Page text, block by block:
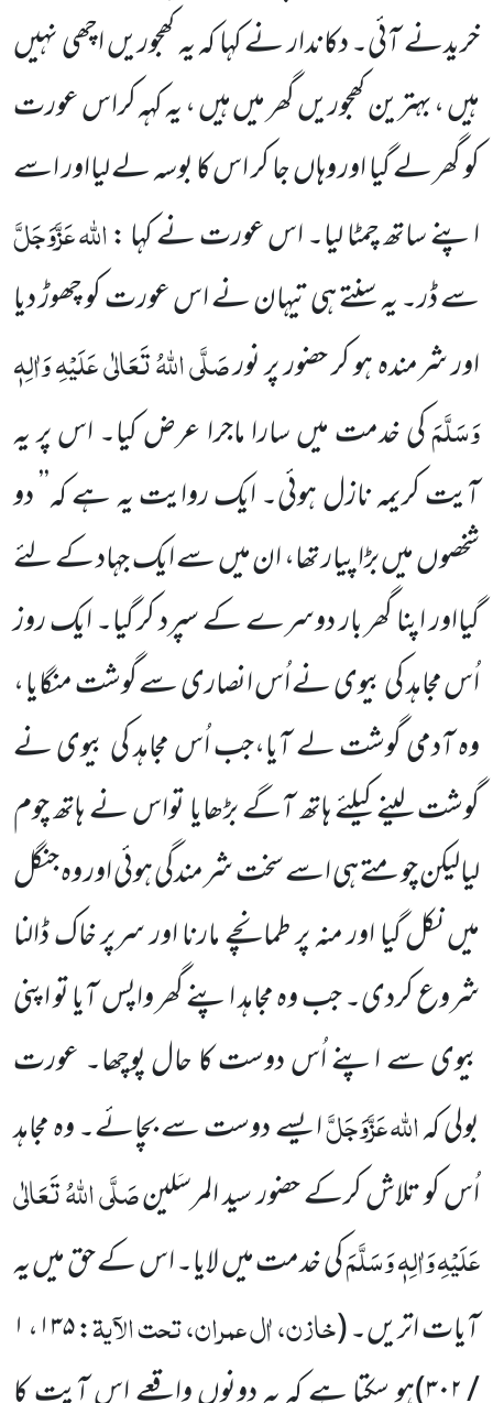
خریدنے آئی۔ دکاندارنے کہا کہ یہ کھجوریں اچھی نہیں
ہیں ، بہترین کھجوریں گھر میں ہیں ، یہ کہہ کراس عورت
کو گھر لے گیا اور وہاں جا کر اس کا بوسہلے لیااور اسے
اپنے ساتھ چمٹا لیا۔ اس عورت نے کہا :اللہ عَزَّوَجَلَّ
سے ڈر۔ یہ سنتے ہی تیہان نے اس عورت کو چھوڑ دیا
اور شرمندہ ہو کر حضور پر نورصَلَّی اللہُ تَعَالٰی عَلَیْہِ وَاٰلِہٖ
وَسَلَّمَکی خدمت میں سارا ماجرا عرض کیا۔ اس پر یہ
آیت کریمہ نازل ہوئی۔ایک روایت یہ ہے کہ’’ دو
شخصوں میں بڑا پیار تھا، ان میں سے ایک جہاد کے لئے
گیااور اپنا گھر بار دوسرے کے سپرد کر گیا۔ایک روز
اُس مجاہد کی بیوی نے اُس انصاری سے گوشت منگایا ،
وہ آدمی گوشت لے آیا،جب اُس مجاہد کی بیوی نے
گوشتلینے کیلئے ہاتھ آگے بڑھایا تواس نے ہاتھ چوم
لیالیکن چومتے ہی اسے سخت شرمندگی ہوئی اور وہ جنگل
میں نکل گیا اور منہپر طمانچے مارنا اور سرپر خاک ڈالنا
شروع کردی۔ جب وہ مجاہد اپنے گھر واپس آیا تو اپنی
بیوی سے اپنے اُس دوست کا حالپوچھا۔ عورت
بولی کہاللہعَزَّوَجَلَّایسے دوست سے بچائے۔ وہ مجاہد
اُس کو تلاش کرکے حضور سید المرسَلینصَلَّی اللہُ تَعَالٰی
عَلَیْہِ وَاٰلِہٖ وَسَلَّمَکی خدمت میں لایا۔ اس کے حق میں یہ
آیات اتریں۔(خازن، اٰل عمران، تحت الآیۃ
: ۱۳۵، ۱